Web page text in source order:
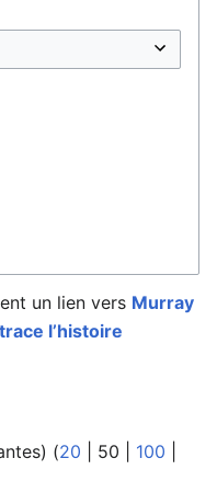
un lien vers Murray
l’histoire
) (20 50 100